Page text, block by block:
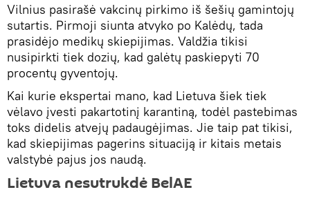
Vilnius pasirašė vakcinų pirkimo iš šešių gamintojų
sutartis. Pirmoji siunta atvyko po Kalėdų, tada
prasidėjo medikų skiepijimas. Valdžia tikisi
nusipirkti tiek dozių, kad galėtų paskiepyti 70
procentų gyventojų.
Kai kurie ekspertai mano, kad Lietuva šiek tiek
vėlavo įvesti pakartotinį karantiną, todėl pastebimas
toks didelis atvejų padaugėjimas. Jie taip pat tikisi,
kad skiepijimas pagerins situaciją ir kitais metais
valstybė pajus jos naudą.
Lietuva nesutrukdė BelAE